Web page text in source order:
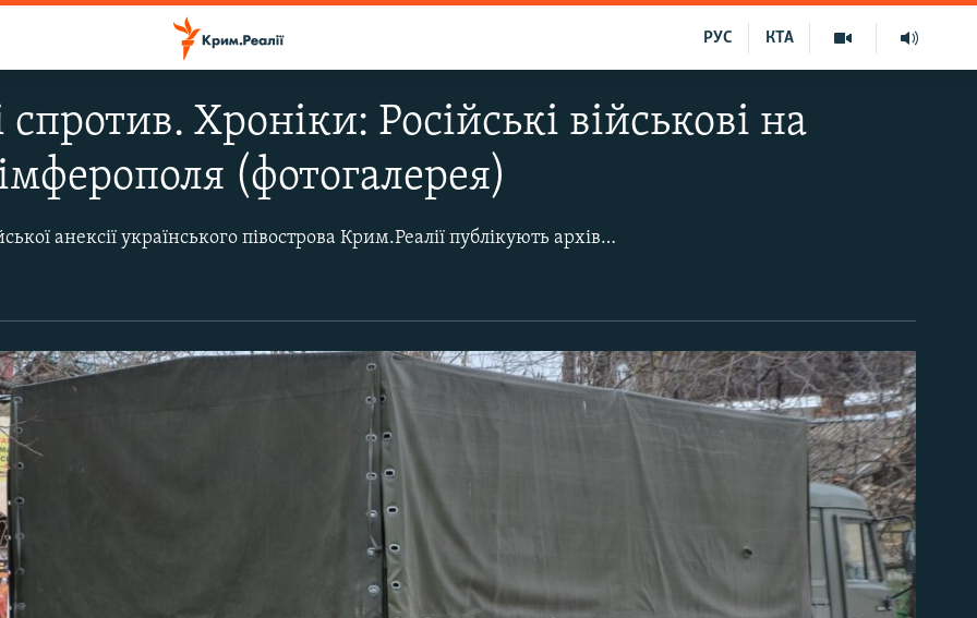
КТА
РУС
спротив. Хроніки: Російські військові на
(фотогалерея)
До другої річниці російської анексії українського півострова Крим.Реалії публікують архівні фото, на яких видно, як проходила окупація Криму та як його жителі чинили їй опір. 4 березня 2014 року. Збройні російські військові продовжують перебувати на вулицях Сімферополя. Зокрема, два автомобілі і близько 60 військовослужбовців з автоматами і ручними кулеметами стоять на тротуарі і у дворі житлового будинку на вулиці Карла Маркса в центрі міста. Вони стоять у 50 метрах від КПП штабу Військ берегової охорони ВМС України. Російські військові не контактують з місцевим населенням. На питання журналістів, коли додому – не відповідають, під час фотографування повертаються спиною.